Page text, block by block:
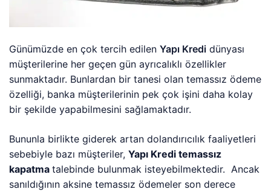
Günümüzde en çok tercih edilenYapı Kredi dünyası
müşterilerine her geçen gün ayrıcalıklı özellikler
sunmaktadır. Bunlardan bir tanesi olan temassız ödeme
özelliği, banka müşterilerinin pek çok işini daha kolay
bir şekilde yapabilmesini sağlamaktadır.
Bununla birlikte giderek artan dolandırıcılık faaliyetleri
sebebiyle bazı müşteriler,Yapı Kredi temassız
kapatmatalebinde bulunmak isteyebilmektedir. Ancak
sanıldığının aksine temassız ödemeler son derece